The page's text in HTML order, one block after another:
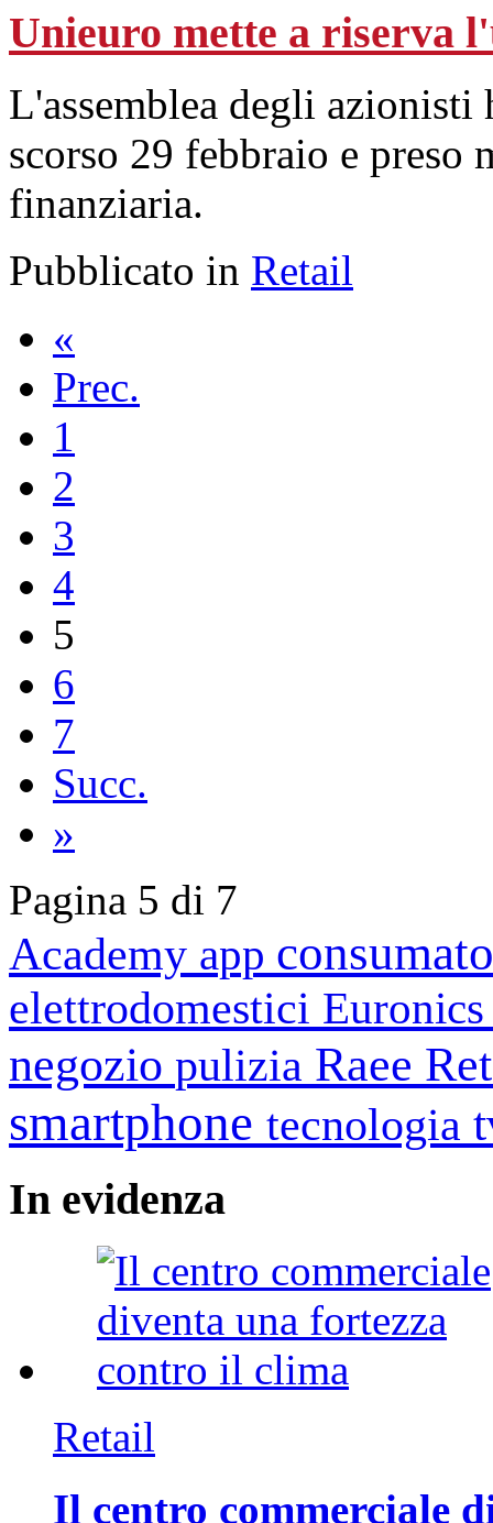
Unieuro mette a riserva
L'assemblea degli
scorso 29 febbraio e preso
finanziaria.
Pubblicato in Retail
«
Prec.
1
2
3
4
5
6
7
Succ.
»
Pagina 5 di 7
Academy app
elettrodomestici
negozio pulizia Raee
smartphone tecnologia
In evidenza
Retail
Il centro commerciale